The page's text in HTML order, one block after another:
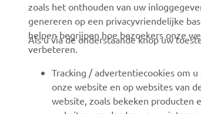
Evenementen
Press
Careers
Dealer worden
Mensenrechtenbeleid
Golfbanen
Eerste
Robotics
zoals het onthouden van uw
genereren op een privacyvriendelijke
helpen begrijpen hoe bezoekers onze
verbeteren.
Als u via de onderstaande knop uw
Tracking / advertentiecookies om
onze website en op websites van
website, zoals bekeken producten